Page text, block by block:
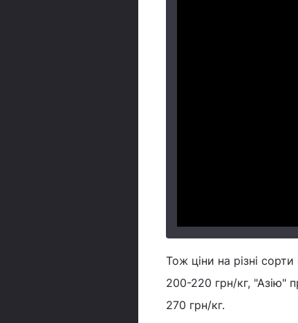
Тож ціни на різні
200-220 грн/кг, "Азію"
270 грн/кг.